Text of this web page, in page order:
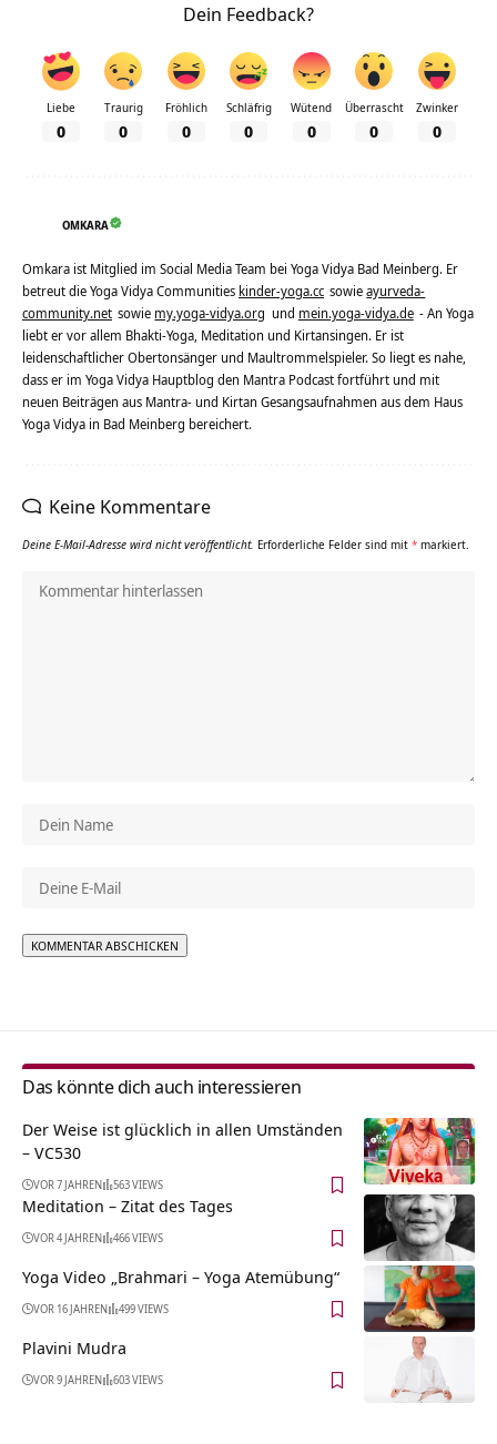
Dein Feedback?
Liebe
0
Traurig
0
Fröhlich
0
Schläfrig
0
Wütend
0
Überrascht
0
Zwinker
0
OMKARA
Omkara ist Mitglied im Social Media Team bei Yoga Vidya Bad Meinberg. Er
betreut die Yoga Vidya Communities kinder-yoga.cc sowieayurveda-
community.net sowie my.yoga-vidya.org und mein.yoga-vidya.de - An Yoga
liebt er vor allem Bhakti-Yoga, Meditation und Kirtansingen. Er ist
leidenschaftlicher Obertonsänger und Maultrommelspieler. So liegt es nahe,
dass er im Yoga Vidya Hauptblog den Mantra Podcast fortführt und mit
neuen Beiträgen aus Mantra- und Kirtan Gesangsaufnahmen aus dem Haus
Yoga Vidya in Bad Meinberg bereichert.
Keine Kommentare
Deine E-Mail-Adresse wird nicht veröffentlicht. Erforderliche Felder sind mit * markiert.
Das könnte dich auch interessieren
Der Weise ist glücklich in allen Umständen
– VC530
VOR 7 JAHREN 563 VIEWS
Meditation – Zitat des Tages
VOR 4 JAHREN 466 VIEWS
Yoga Video „Brahmari – Yoga Atemübung“
VOR 16 JAHREN 499 VIEWS
Plavini Mudra
VOR 9 JAHREN 603 VIEWS